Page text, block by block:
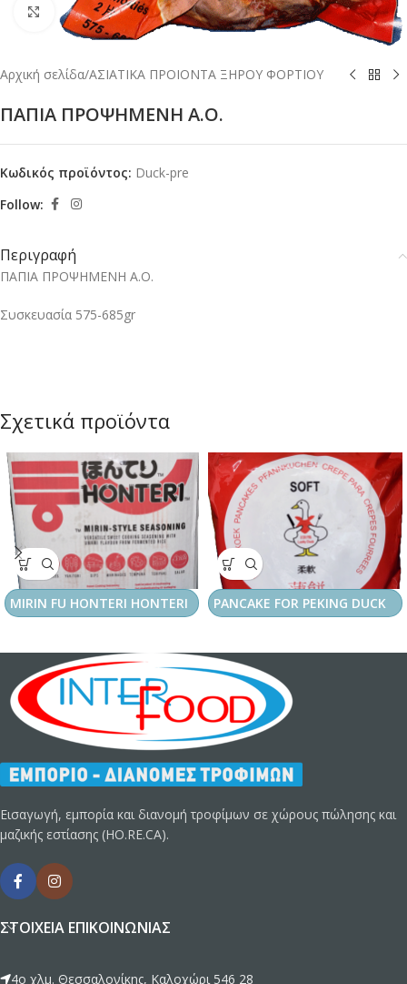
Κλικ για μεγέθυνση
Αρχική σελίδα/ΑΣΙΑΤΙΚΑ ΠΡΟΙΟΝΤΑ ΞΗΡΟΥ ΦΟΡΤΙΟΥ
ΠΑΠΙΑ ΠΡΟΨΗΜΕΝΗ Α.Ο.
Κωδικός προϊόντος: Duck-pre
Follow:
Περιγραφή
ΠΑΠΙΑ ΠΡΟΨΗΜΕΝΗ Α.Ο.
Συσκευασία 575-685gr
Σχετικά προϊόντα
MIRIN FU HONTERI HONTERI PANCAKE FOR PEKING DUCK
Εισαγωγή, εμπορία και διανομή τροφίμων σε χώρους πώλησης και
μαζικής εστίασης (HO.RE.CA).
ΣΤΟΙΧΕΊΑ ΕΠΙΚΟΙΝΩΝΊΑΣ
4ο χλμ. Θεσσαλονίκης, Καλοχώρι 546 28